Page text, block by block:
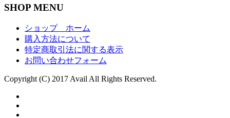
SHOP MENU
ショップ ホーム
購入方法について
特定商取引法に関する表示
お問い合わせフォーム
Copyright (C) 2017 Avail All Rights Reserved.
第